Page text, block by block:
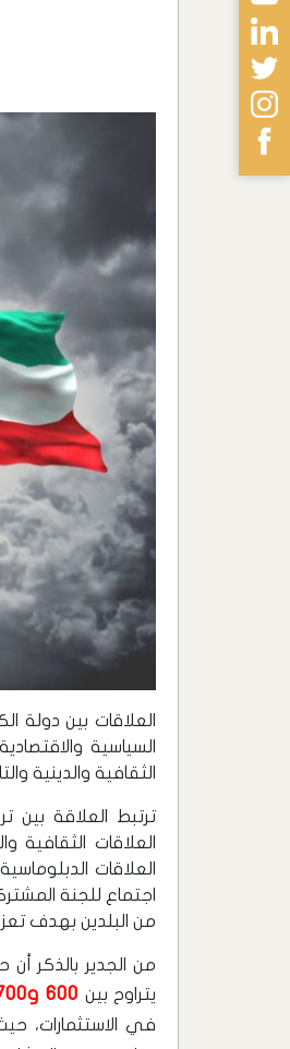
العلاقات بين دولة
السياسية
الثقافية والدينية
ترتبط العلاقة بين
اجتماع للجنة
من البلدين بهدف
من الجدير بالذكر
يتراوح بين 600 و700 مليون دولار
في الاستثمارات،